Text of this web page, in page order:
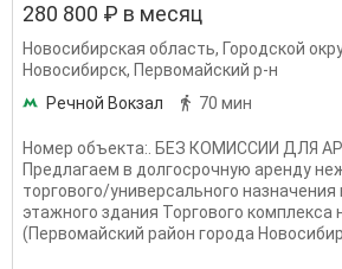
280 800 ₽ в месяц
Новосибирская область, Городской
Новосибирск, Первомайский р-н
Речной Вокзал
70 мин
Номер объекта:. БЕЗ КОМИССИИ ДЛЯ
Предлагаем в долгосрочную аренду
торгового/универсального назначения
этажного здания Торгового
(Первомайский район города